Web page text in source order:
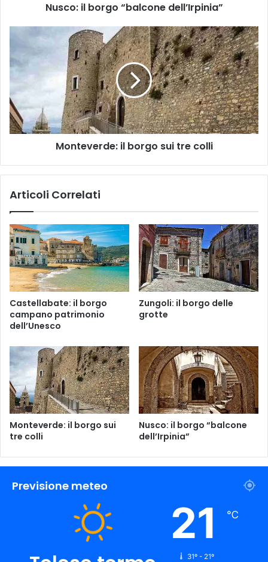
Nusco: il borgo “balcone dell’Irpinia”
borgo
sui
tre
colli
Monteverde: il borgo sui tre colli
Articoli Correlati
Castellabate: il borgo
campano patrimonio
dell’Unesco
Zungoli: il borgo delle
grotte
Monteverde: il borgo sui
tre colli
Nusco: il borgo “balcone
dell’Irpinia”
Previsione meteo
21 ℃
31º - 21º